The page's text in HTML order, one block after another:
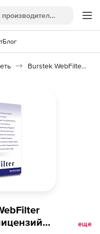
Блог
Burstek WebFilter ISA/TMG
еще